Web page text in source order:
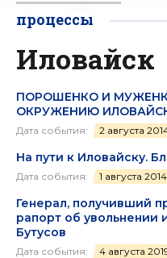
процессы
Иловайск
ПОРОШЕНКО И
ОКРУЖЕНИЮ
Дата события: 2 августа
На пути к Иловайску.
Дата события: 1 августа 2014
Генерал, получивший
рапорт об увольнении
Бутусов
Дата события: 4 августа